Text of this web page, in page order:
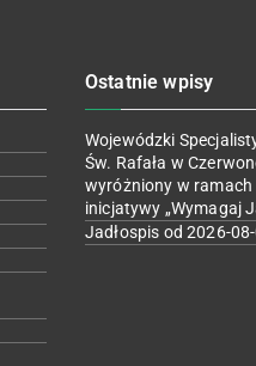
Ostatnie wpisy
Wojewódzki
Św. Rafała w
wyróżniony w
inicjatywy „Wymagaj
Jadłospis od 2026-